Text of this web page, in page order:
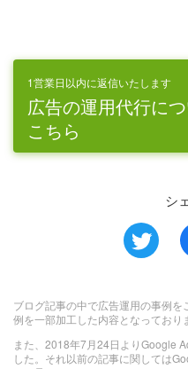
1営業日以内に返信いたします
広告の運用代行に
こちら
シ
ブログ記事の中で広告運用の事例
例を一部加工した内容となっており
また、2018年7月24日よりGoogle
した。それ以前の記事に関しては